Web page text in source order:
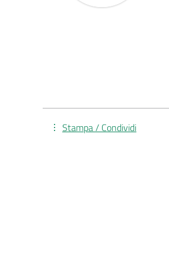
Stampa / Condividi